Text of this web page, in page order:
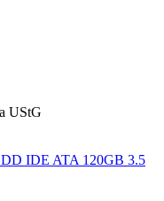
UStG